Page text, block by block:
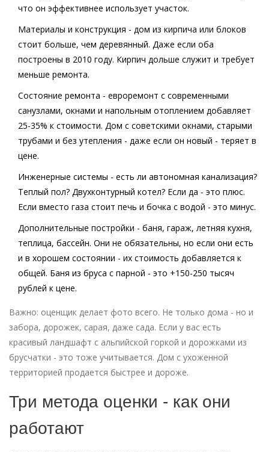
что он эффективнее использует участок.
Материалы и конструкция - дом из кирпича или блоков
стоит больше, чем деревянный. Даже если оба
построены в 2010 году. Кирпич дольше служит и требует
меньше ремонта.
Состояние ремонта - евроремонт с современными
санузлами, окнами и напольным отоплением добавляет
25-35% к стоимости. Дом с советскими окнами, старыми
трубами и без утепления - даже если он новый - теряет в
цене.
Инженерные системы - есть ли автономная канализация?
Теплый пол? Двухконтурный котел? Если да - это плюс.
Если вместо газа стоит печь и бочка с водой - это минус.
Дополнительные постройки - баня, гараж, летняя кухня,
теплица, бассейн. Они не обязательны, но если они есть
и в хорошем состоянии - их стоимость добавляется к
общей. Баня из бруса с парной - это +150-250 тысяч
рублей к цене.
Важно: оценщик делает фото всего. Не только дома - но и
забора, дорожек, сарая, даже сада. Если у вас есть
красивый ландшафт с альпийской горкой и дорожками из
брусчатки - это тоже учитывается. Дом с ухоженной
территорией продается быстрее и дороже.
Три метода оценки - как они
работают